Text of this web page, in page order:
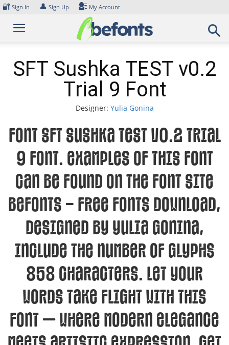
Skip
content
🔐 Sign In 👤 Sign Up My Account
SFT Sushka TEST v0.2
Trial 9 Font
Designer: Yulia Gonina
Font SFT Sushka TEST v0.2 Trial
9 Font. Examples of this font
can be found on the font site
Befonts – Free Fonts Download,
designed by Yulia Gonina,
include the number of glyphs
858 characters. Let your
words take flight with this
font — where modern elegance